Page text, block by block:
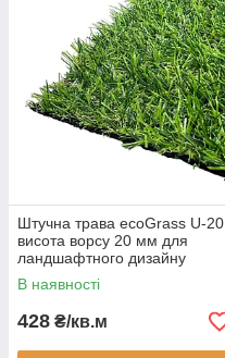
Штучна трава ecoGrass U-20
висота ворсу 20 мм для
ландшафтного дизайну
декоративна
В наявності
428 ₴/кв.м